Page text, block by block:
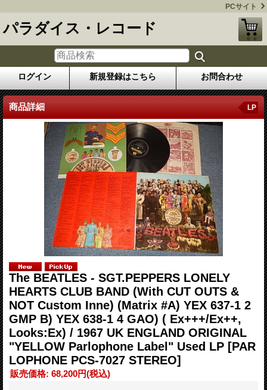
PCサイト
パラダイス・レコード
ログイン 新規登録はこちら お問合わせ
商品詳細 LP
The BEATLES - SGT.PEPPERS LONELY
HEARTS CLUB BAND (With CUT OUTS &
NOT Custom Inne) (Matrix #A) YEX 637-1 2
GMP B) YEX 638-1 4 GAO) ( Ex+++/Ex++,
Looks:Ex) / 1967 UK ENGLAND ORIGINAL
"YELLOW Parlophone Label" Used LP [PAR
LOPHONE PCS-7027 STEREO]
販売価格: 68,200円(税込)